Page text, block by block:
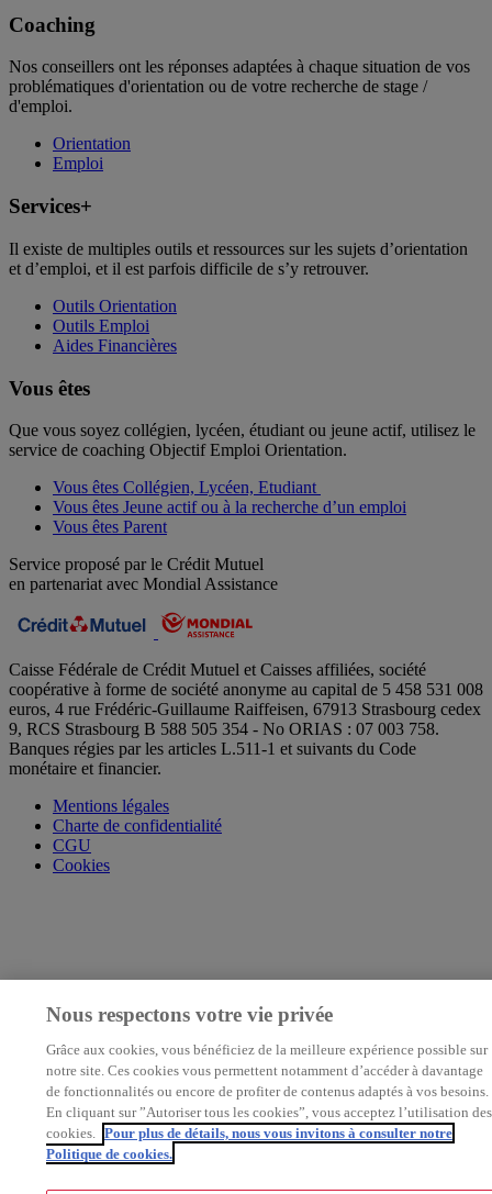
Coaching
Nos conseillers ont les réponses adaptées à chaque situation de vos
problématiques d'orientation ou de votre recherche de stage /
d'emploi.
Orientation
Emploi
Services+
Il existe de multiples outils et ressources sur les sujets d’orientation
et d’emploi, et il est parfois difficile de s’y retrouver.
Outils Orientation
Outils Emploi
Aides Financières
Vous êtes
Que vous soyez collégien, lycéen, étudiant ou jeune actif, utilisez le
service de coaching Objectif Emploi Orientation.
Vous êtes Collégien, Lycéen, Etudiant
Vous êtes Jeune actif ou à la recherche d’un emploi
Vous êtes Parent
Service proposé par le Crédit Mutuel
en partenariat avec Mondial Assistance
Caisse Fédérale de Crédit Mutuel et Caisses affiliées, société
coopérative à forme de société anonyme au capital de 5 458 531 008
euros, 4 rue Frédéric-Guillaume Raiffeisen, 67913 Strasbourg cedex
9, RCS Strasbourg B 588 505 354 - No ORIAS : 07 003 758.
Banques régies par les articles L.511-1 et suivants du Code
monétaire et financier.
Mentions légales
Charte de confidentialité
CGU
Cookies
Nous respectons votre vie privée
Grâce aux cookies, vous bénéficiez de la meilleure expérience possible sur
notre site. Ces cookies vous permettent notamment d’accéder à davantage
de fonctionnalités ou encore de profiter de contenus adaptés à vos besoins.
En cliquant sur ”Autoriser tous les cookies”, vous acceptez l’utilisation des
cookies. Pour plus de détails, nous vous invitons à consulter notre
Politique de cookies.